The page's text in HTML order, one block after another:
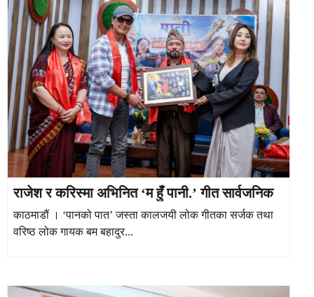
राजेश र करिस्मा अभिनित ‘म हुँ पानी.’ गीत सार्वजनिक
काठमाडौं । ‘पानको पात’ जस्ता कालजयी लोक गीतका सर्जक तथा
वरिष्ठ लोक गायक बम बहादुर...